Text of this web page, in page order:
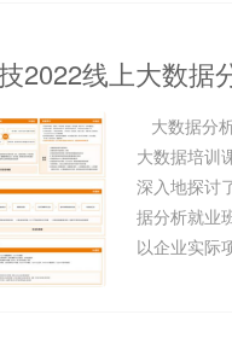
2022线上大数据
大数据分
大数据培训
深入地探讨
据分析就业
以企业实际